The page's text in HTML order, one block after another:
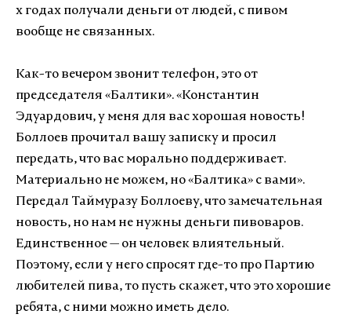
х годах получали деньги от людей, с пивом
вообще не связанных.
Как-то вечером звонит телефон, это от
председателя «Балтики». «Константин
Эдуардович, у меня для вас хорошая новость!
Боллоев прочитал вашу записку и просил
передать, что вас морально поддерживает.
Материально не можем, но «Балтика» с вами».
Передал Таймуразу Боллоеву, что замечательная
новость, но нам не нужны деньги пивоваров.
Единственное — он человек влиятельный.
Поэтому, если у него спросят где-то про Партию
любителей пива, то пусть скажет, что это хорошие
ребята, с ними можно иметь дело.